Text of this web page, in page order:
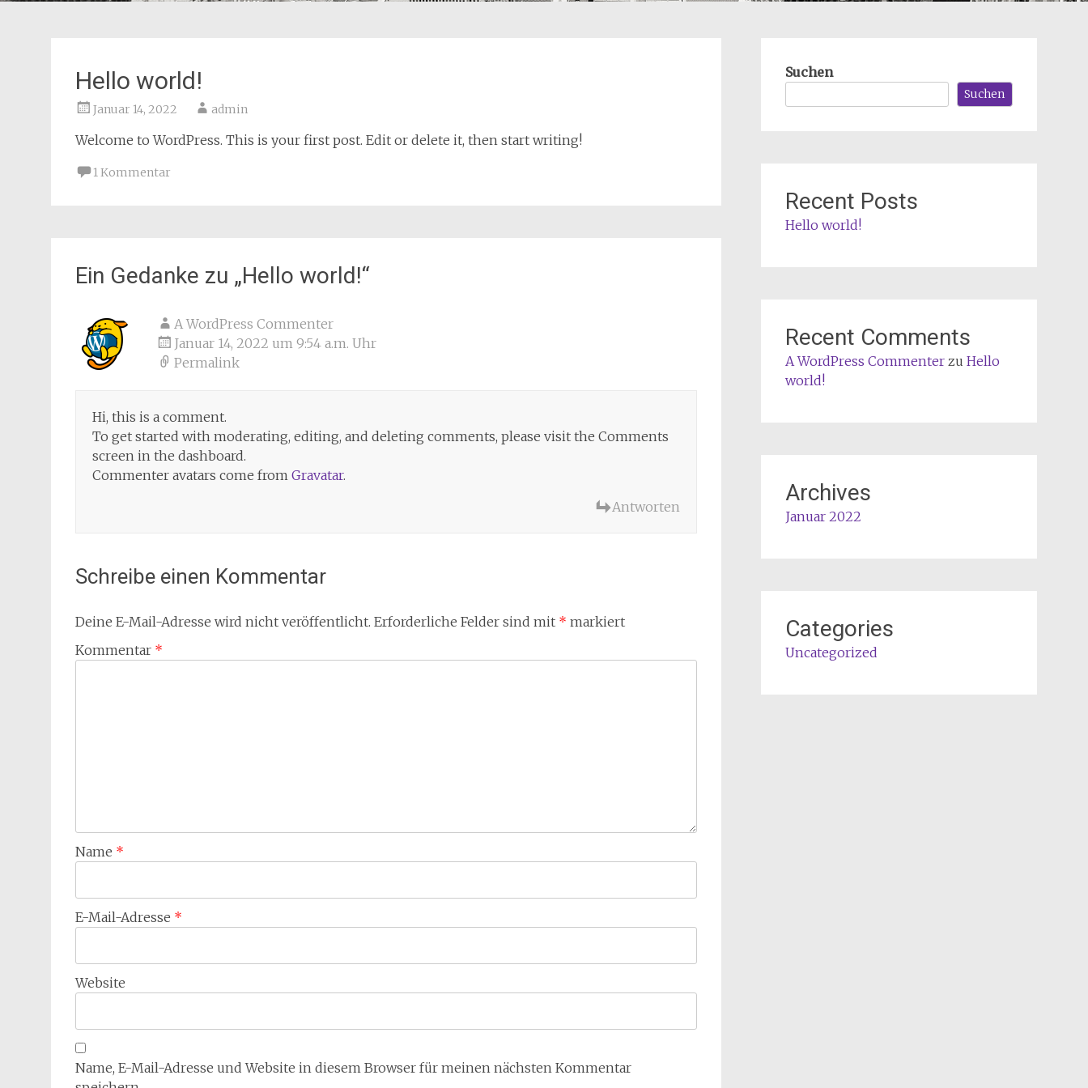
Hello world!
Januar 14, 2022 admin
Welcome to WordPress. This is your first post. Edit or delete it, then start writing!
1 Kommentar
Ein Gedanke zu „Hello world!“
A WordPress Commenter
Januar 14, 2022 um 9:54 a.m. Uhr
Permalink
Hi, this is a comment.
To get started with moderating, editing, and deleting comments, please visit the Comments
screen in the dashboard.
Commenter avatars come from Gravatar.
Antworten
Schreibe einen Kommentar
Deine E-Mail-Adresse wird nicht veröffentlicht. Erforderliche Felder sind mit * markiert
Kommentar *
Name *
E-Mail-Adresse *
Website
Name, E-Mail-Adresse und Website in diesem Browser für meinen nächsten Kommentar
Suchen
Suchen
Recent Posts
Hello world!
Recent Comments
A WordPress Commenterzu Hello
world!
Archives
Januar 2022
Categories
Uncategorized